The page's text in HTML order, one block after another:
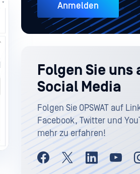
Anmelden
Folgen Sie uns
Social Media
Folgen Sie OPSWAT auf
Facebook, Twitter und
mehr zu erfahren!